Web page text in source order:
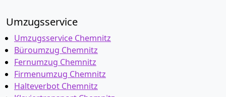
Umzugsservice
Umzugsservice Chemnitz
Büroumzug Chemnitz
Fernumzug Chemnitz
Firmenumzug Chemnitz
Halteverbot Chemnitz